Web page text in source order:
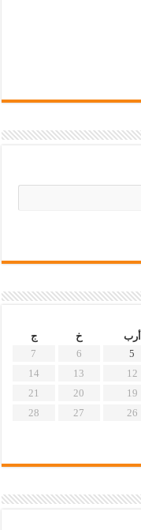
أرب خ
ج
5
6
7
12
13
14
19
20
21
26
27
28